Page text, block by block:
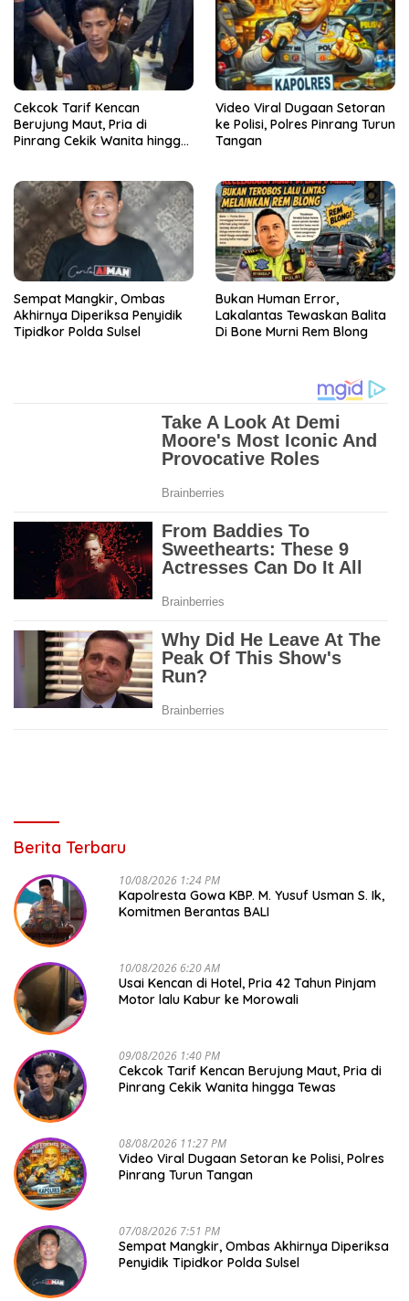
Cekcok Tarif Kencan
Berujung Maut, Pria di
Pinrang Cekik Wanita hingga
Video Viral Dugaan Setoran
ke Polisi, Polres Pinrang Turun
Tangan
Sempat Mangkir, Ombas
Akhirnya Diperiksa Penyidik
Tipidkor Polda Sulsel
Bukan Human Error,
Lakalantas Tewaskan Balita
Di Bone Murni Rem Blong
Berita Terbaru
10/08/2026 1:24 PM
Kapolresta Gowa KBP. M. Yusuf Usman S. Ik,
Komitmen Berantas BALI
10/08/2026 6:20 AM
Usai Kencan di Hotel, Pria 42 Tahun Pinjam
Motor lalu Kabur ke Morowali
09/08/2026 1:40 PM
Cekcok Tarif Kencan Berujung Maut, Pria di
Pinrang Cekik Wanita hingga Tewas
08/08/2026 11:27 PM
Video Viral Dugaan Setoran ke Polisi, Polres
Pinrang Turun Tangan
07/08/2026 7:51 PM
Sempat Mangkir, Ombas Akhirnya Diperiksa
Penyidik Tipidkor Polda Sulsel